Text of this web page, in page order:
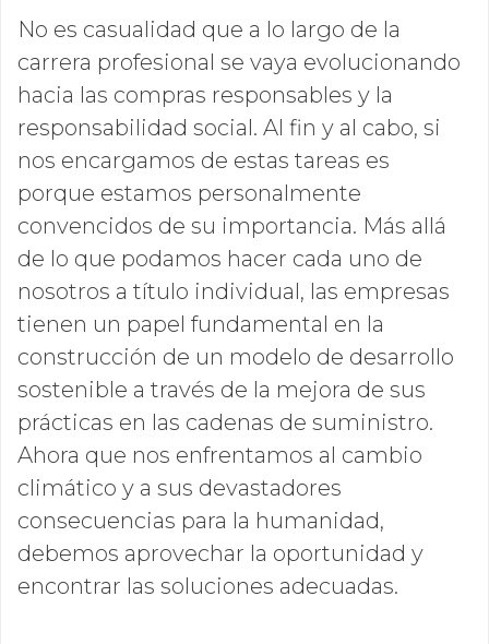
No es casualidad que a lo largo de la
carrera profesional se vaya evolucionando
hacia las compras responsables y la
responsabilidad social. Al fin y al cabo, si
nos encargamos de estas tareas es
porque estamos personalmente
convencidos de su importancia. Más allá
de lo que podamos hacer cada uno de
nosotros a título individual, las empresas
tienen un papel fundamental en la
construcción de un modelo de desarrollo
sostenible a través de la mejora de sus
prácticas en las cadenas de suministro.
Ahora que nos enfrentamos al cambio
climático y a sus devastadores
consecuencias para la humanidad,
debemos aprovechar la oportunidad y
encontrar las soluciones adecuadas.